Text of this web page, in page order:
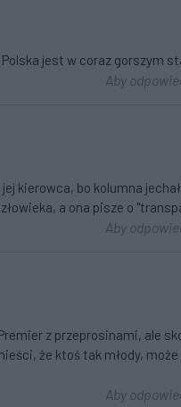
jest w coraz gorszym
Aby
kierowca, bo kolumna
a ona pisze o
Aby
z przeprosinami, ale
że ktoś tak młody,
Aby